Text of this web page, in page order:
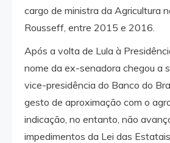
cargo de ministra da Agricultura
Rousseff, entre 2015 e 2016.
Após a volta de Lula à
nome da ex-senadora chegou a
vice-presidência do Banco do
gesto de aproximação com o
indicação, no entanto, não
impedimentos da Lei das